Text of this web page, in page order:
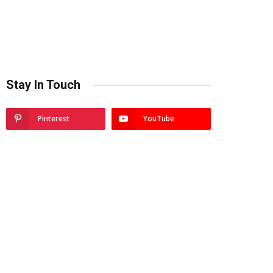
Stay In Touch
Pinterest YouTube